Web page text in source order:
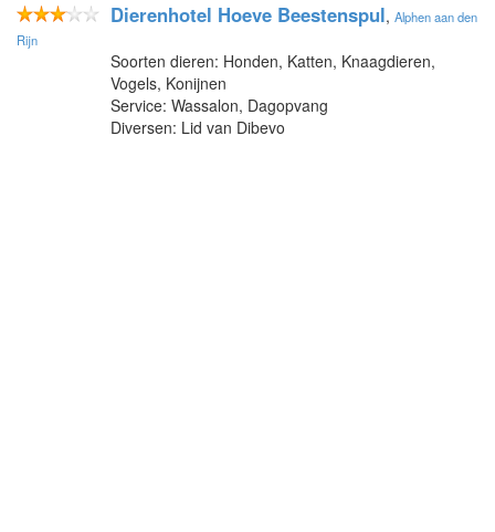
Dierenhotel Hoeve Beestenspul, Alphen aan den
Rijn
Soorten dieren: Honden, Katten, Knaagdieren,
Vogels, Konijnen
Service: Wassalon, Dagopvang
Diversen: Lid van Dibevo